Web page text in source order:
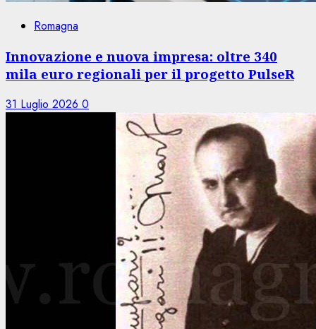
Romagna
Innovazione e nuova impresa: oltre 340
mila euro regionali per il progetto PulseR
31 Luglio 2026 0